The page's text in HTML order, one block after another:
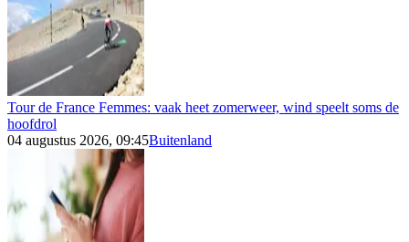
Tour de France Femmes: vaak heet zomerweer, wind speelt soms de
hoofdrol
04 augustus 2026, 09:45Buitenland